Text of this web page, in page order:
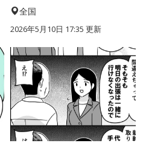
全国
2026年5月10日 17:35 更新